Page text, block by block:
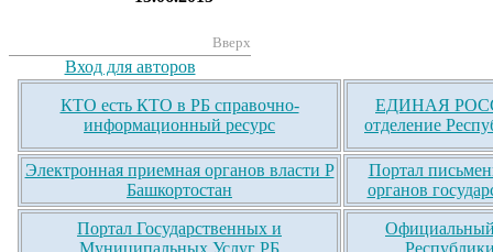
Вверх
Вход для авторов
КТО есть КТО в РБ справочно-
информационный ресурс
ЕДИНАЯ
отделение
Электронная приемная органов власти Р
Башкортостан
Портал
органов
Портал Государственных и
Официальный